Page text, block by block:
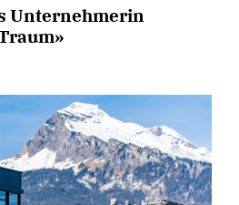
Unternehmerin